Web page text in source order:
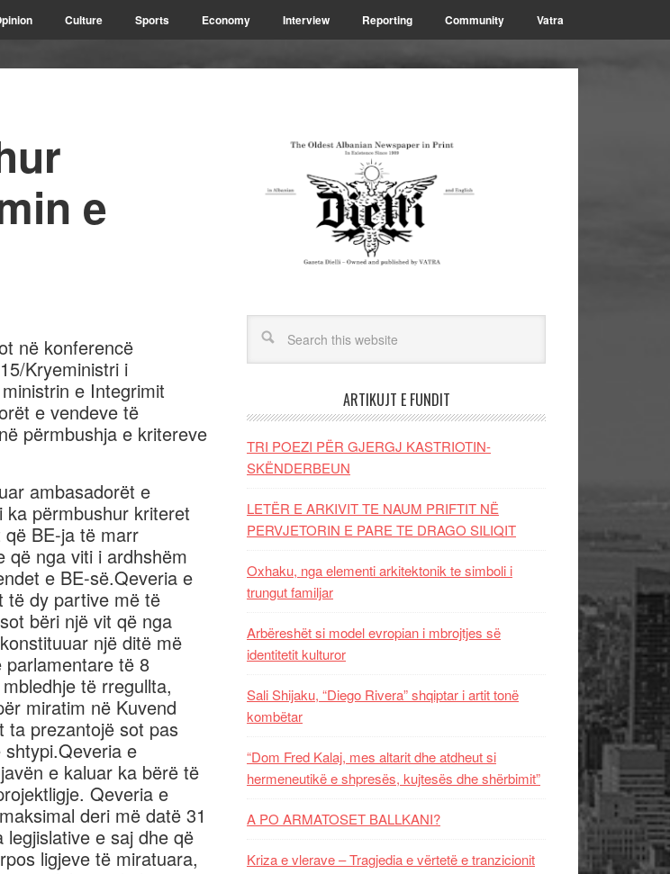
Culture Sports Economy Interview Reporting Community Vatra
e
në konferencë
Kryeministri i
e Integrimit
e vendeve të
përmbushja e kritereve
ambasadorët e
përmbushur kriteret
BE-ja të marr
që nga viti i ardhshëm
e BE-së.Qeveria e
të dy partive më të
bëri një vit që nga
një ditë më
parlamentare të 8
të rregullta,
miratim në Kuvend
ta prezantojë sot pas
e
e kaluar ka bërë të
Qeveria e
deri më datë 31
e saj dhe që
ligjeve të miratuara,
ARTIKUJT E FUNDIT
TRI POEZI PËR GJERGJ KASTRIOTIN-
SKËNDERBEUN
LETËR E ARKIVIT TE NAUM PRIFTIT NË
PERVJETORIN E PARE TE DRAGO SILIQIT
Oxhaku, nga elementi arkitektonik te simboli i
trungut familjar
Arbëreshët si model evropian i mbrojtjes së
identitetit kulturor
Sali Shijaku, “Diego Rivera” shqiptar i artit tonë
kombëtar
“Dom Fred Kalaj, mes altarit dhe atdheut si
hermeneutikë e shpresës, kujtesës dhe shërbimit”
A PO ARMATOSET BALLKANI?
Kriza e vlerave – Tragjedia e vërtetë e tranzicionit